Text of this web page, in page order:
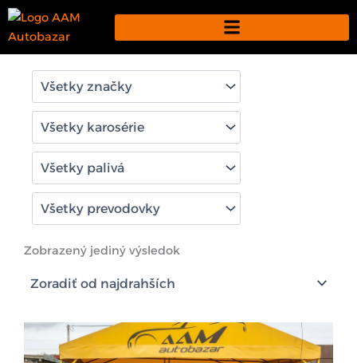
Preskočiť
Zobrazený jediný výsledok